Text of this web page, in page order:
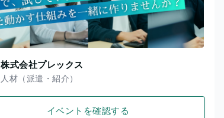
株式会社プレックス
人材（派遣・紹介）
イベントを確認する